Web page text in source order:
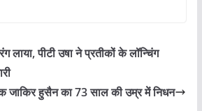
l s
p
e
लाया, पीटी उषा ने प्रतीकों के लॉन्चिंग
जाकिर हुसैन का 73 साल की उम्र में निधन